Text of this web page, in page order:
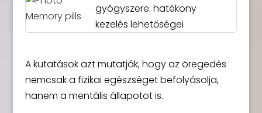
gyógyszere: hatékony
kezelés lehetőségei
A kutatások azt mutatják, hogy az öregedés
nemcsak a fizikai egészséget befolyásolja,
hanem a mentális állapotot is.